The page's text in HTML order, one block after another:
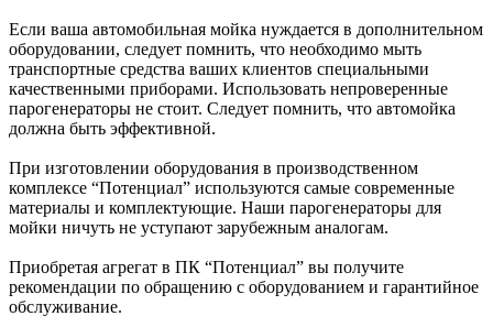
Если ваша автомобильная мойка нуждается в дополнительном
оборудовании, следует помнить, что необходимо мыть
транспортные средства ваших клиентов специальными
качественными приборами. Использовать непроверенные
парогенераторы не стоит. Следует помнить, что автомойка
должна быть эффективной.
При изготовлении оборудования в производственном
комплексе “Потенциал” используются самые современные
материалы и комплектующие. Наши парогенераторы для
мойки ничуть не уступают зарубежным аналогам.
Приобретая агрегат в ПК “Потенциал” вы получите
рекомендации по обращению с оборудованием и гарантийное
обслуживание.